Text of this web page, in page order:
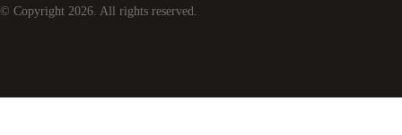
© Copyright 2026 . All rights reserved.